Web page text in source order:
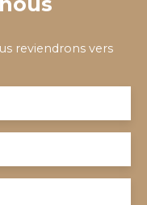
reviendrons vers